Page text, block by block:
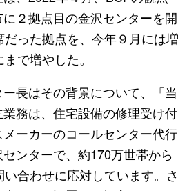
２拠点目の金沢センターを開
った拠点を、今年９月には増
で増やした。
長はその背景について、「当
務は、住宅設備の修理受け付
ーカーのコールセンター代行
ンターで、約170万世帯から
合わせに応対しています。さ